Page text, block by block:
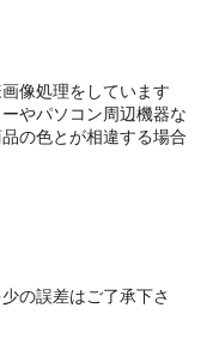
像処理をしています
やパソコン周辺機器な
の色とが相違する場合
の誤差はご了承下さ